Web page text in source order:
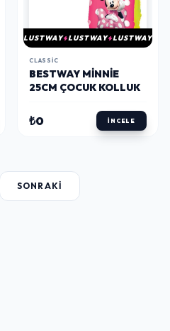
LUSTWAY LUSTWAY LUSTWAY
CLASSIC
BESTWAY MINNIE
25CM ÇOCUK KOLLUK
₺0 İNCELE
SONRAKI